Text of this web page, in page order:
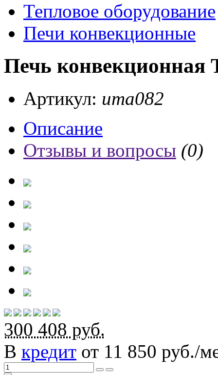
Тепловое оборудование
Печи конвекционные
Печь конвекционная
Артикул: ита082
Описание
Отзывы и вопросы (0)
300 408 руб.
В кредит от 11 850 руб./